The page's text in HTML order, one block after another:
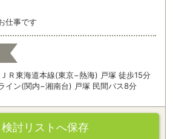
仕事です
Ｒ東海道本線(東京−熱海) 戸塚 徒歩15分
イン(関内−湘南台) 戸塚 民間バス8分
討リストへ保存